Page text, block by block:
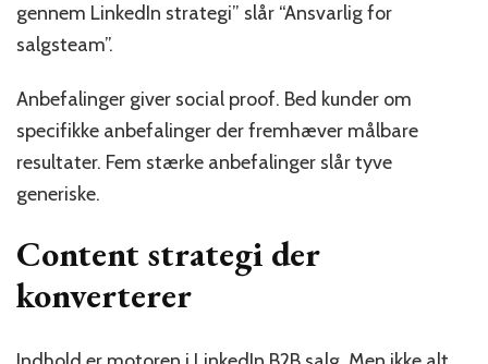
gennem LinkedIn strategi” slår “Ansvarlig for
salgsteam”.
Anbefalinger giver social proof. Bed kunder om
specifikke anbefalinger der fremhæver målbare
resultater. Fem stærke anbefalinger slår tyve
generiske.
Content strategi der
konverterer